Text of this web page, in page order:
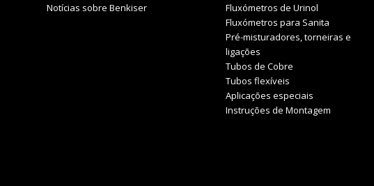
Notícias sobre Benkiser
Fluxómetros de Urinol
Fluxómetros para Sanita
Pré-misturadores, torneiras e
ligações
Tubos de Cobre
Tubos flexíveis
Aplicações especiais
Instruções de Montagem